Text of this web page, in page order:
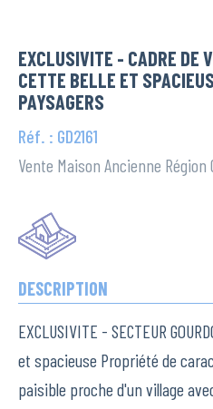
EXCLUSIVITE - CADRE DE
CETTE BELLE ET
PAYSAGERS
Réf. : GD2161
Vente Maison Ancienne Région
DESCRIPTION
EXCLUSIVITE - SECTEUR
et spacieuse Propriété de
paisible proche d'un village